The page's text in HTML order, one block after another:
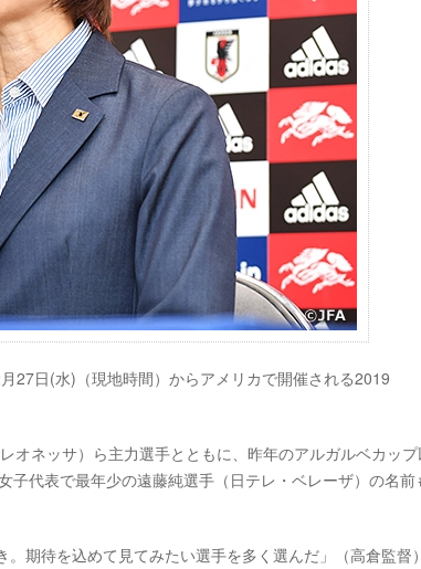
27日(水)（現地時間）からアメリカで開催される2019
オネッサ）ら主力選手とともに、昨年のアルガルベカッ
代表で最年少の遠藤純選手（日テレ・ベレーザ）の名前
期待を込めて見てみたい選手を多く選んだ」（高倉監督